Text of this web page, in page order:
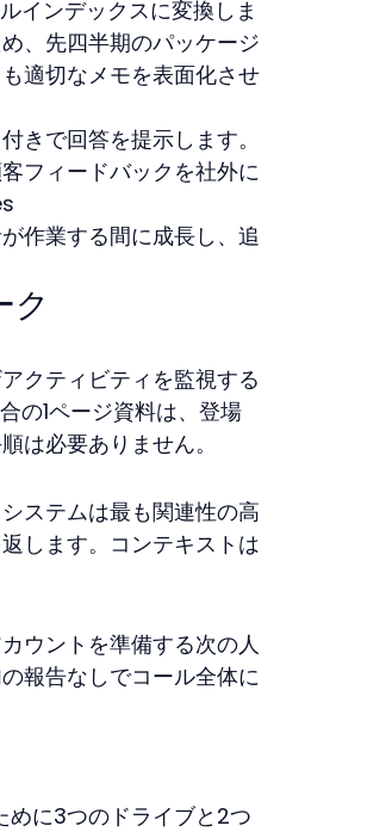
インデックスに変換しま
、先四半期のパッケージ
適切なメモを表面化させ
きで回答を提示します。
フィードバックを社外に
作業する間に成長し、追
ク
クティビティを監視する
の1ページ資料は、登場
は必要ありません。
ステムは最も関連性の高
します。コンテキストは
ウントを準備する次の人
報告なしでコール全体に
に3つのドライブと2つ